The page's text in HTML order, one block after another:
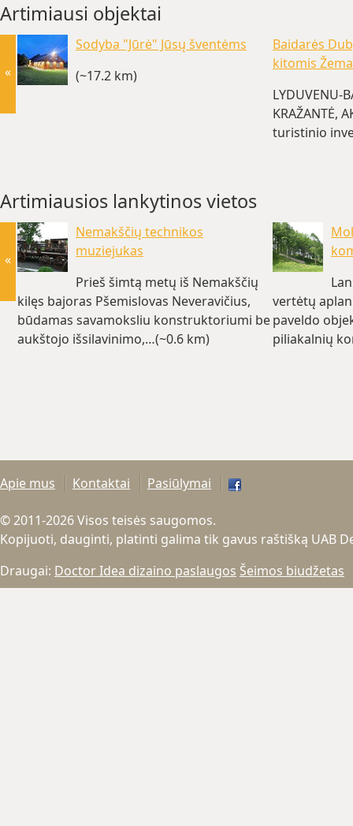
Artimiausi objektai
Sodyba "Jūrė" Jūsų šventėms
(~17.2 km)
Baidarės
kitomis
LYDUVENU-
KRAŽANTĖ,
turistinio
«
Artimiausios lankytinos vietos
Nemakščių technikos
muziejukas
Prieš šimtą metų iš Nemakščių
kilęs bajoras Pšemislovas Neveravičius,
būdamas savamoksliu konstruktoriumi be
aukštojo išsilavinimo,…(~0.6 km)
vertėtų
paveldo
piliakalnių
«
Apie mus Kontaktai Pasiūlymai
© 2011-2026 Visos teisės saugomos.
Kopijuoti, dauginti, platinti galima tik gavus raštišką UAB
Draugai: Doctor Idea dizaino paslaugos Šeimos biudžetas